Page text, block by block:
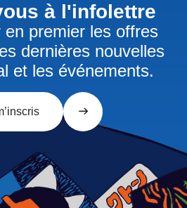
à l'infolettre
en premier les offres
dernières nouvelles
et les événements.